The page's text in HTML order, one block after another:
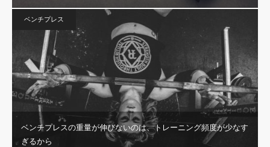
ベンチプレス
ベンチプレスの重量が伸びないのは、トレーニング頻度が少なす
ぎるから